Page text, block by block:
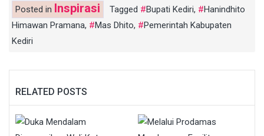
Posted in Inspirasi Tagged Bupati Kediri,
Hanindhito
Himawan Pramana, Mas Dhito,
Pemerintah Kabupaten
Kediri
RELATED POSTS